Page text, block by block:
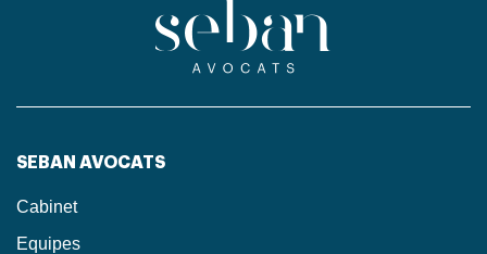
SEBAN AVOCATS
Cabinet
Equipes